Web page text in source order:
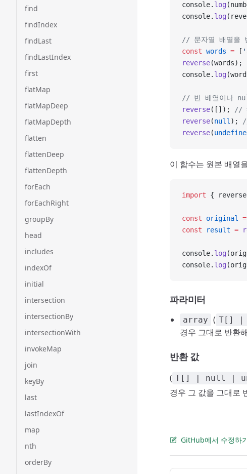
find
findIndex
findLast
findLastIndex
first
flatMap
flatMapDeep
flatMapDepth
flatten
flattenDeep
flattenDepth
forEach
forEachRight
groupBy
head
includes
indexOf
initial
intersection
intersectionBy
intersectionWith
invokeMap
join
keyBy
last
lastIndexOf
map
nth
orderBy
console. log
console. log
// 문자열 배열을
const words = [
reverse(words);
console. log
// 빈 배열이나
reverse([]);
//
reverse(null );
reverse(
이 함수는 원본 배열
import {
const original =
const result =
console. log
console. log
파라미터
array ( T[] |
경우 그대로 반환
반환 값
( T[] | null |
경우 그 값을 그대로
GitHub에서 수정하